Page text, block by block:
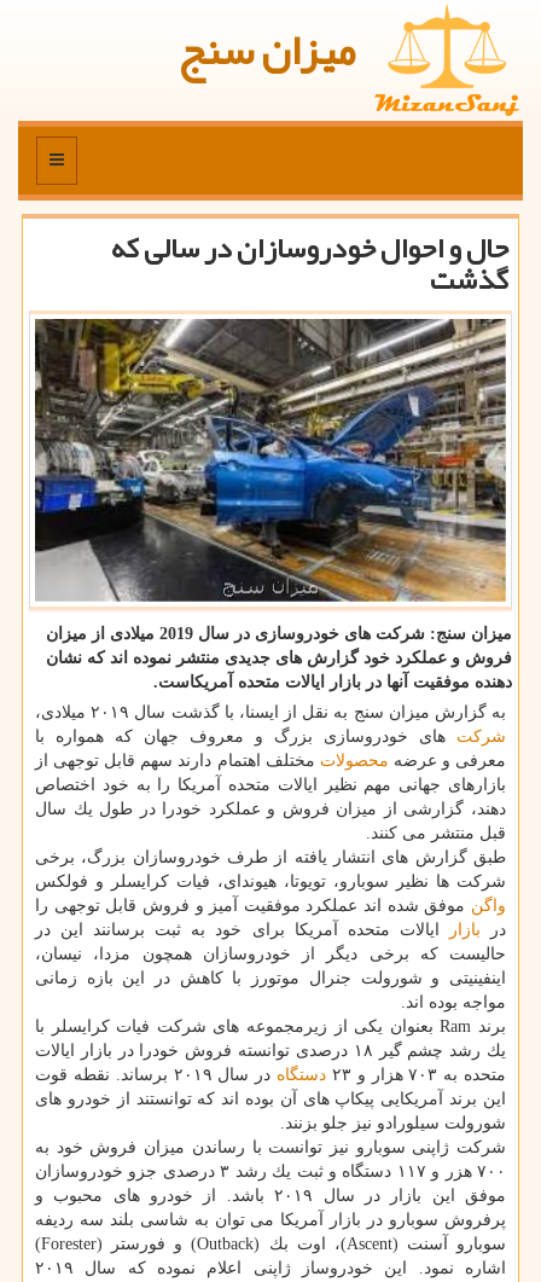
میزان سنج
منو
حال و احوال خودروسازان در سالی كه
گذشت
میزان سنج: شركت های خودروسازی در سال 2019 میلادی از میزان
فروش و عملكرد خود گزارش های جدیدی منتشر نموده اند كه نشان
دهنده موفقیت آنها در بازار ایالات متحده آمریكاست.
به گزارش میزان سنج به نقل از ایسنا، با گذشت سال ۲۰۱۹ میلادی،
شركت های خودروسازی بزرگ و معروف جهان كه همواره با
معرفی و عرضه محصولات مختلف اهتمام دارند سهم قابل توجهی از
بازارهای جهانی مهم نظیر ایالات متحده آمریكا را به خود اختصاص
دهند، گزارشی از میزان فروش و عملكرد خودرا در طول یك سال
قبل منتشر می كنند.
طبق گزارش های انتشار یافته از طرف خودروسازان بزرگ، برخی
شركت ها نظیر سوبارو، تویوتا، هیوندای، فیات كرایسلر و فولكس
واگن موفق شده اند عملكرد موفقیت آمیز و فروش قابل توجهی را
در بازار
ایالات متحده آمریكا برای خود به ثبت برسانند این در
حالیست كه برخی دیگر از خودروسازان همچون مزدا، نیسان،
اینفینیتی و شورولت جنرال موتورز با كاهش در این بازه زمانی
مواجه بوده اند.
برند Ram بعنوان یكی از زیرمجموعه های شركت فیات كرایسلر با
یك رشد چشم گیر ۱۸ درصدی توانسته فروش خودرا در بازار ایالات
متحده به ۷۰۳ هزار و ۲۳
دستگاه
در سال ۲۰۱۹ برساند. نقطه قوت
این برند آمریكایی پیكاپ های آن بوده اند كه توانستند از خودرو های
شورولت سیلورادو نیز جلو بزنند.
شركت ژاپنی سوبارو نیز توانست با رساندن میزان فروش خود به
۷۰۰ هزر و ۱۱۷ دستگاه و ثبت یك رشد ۳ درصدی جزو خودروسازان
موفق این بازار در سال ۲۰۱۹ باشد. از خودرو های محبوب و
پرفروش سوبارو در بازار آمریكا می توان به شاسی بلند سه ردیفه
سوبارو آسنت (Ascent)، اوت بك (Outback) و فورستر (Forester)
اشاره نمود. این خودروساز ژاپنی اعلام نموده كه سال ۲۰۱۹